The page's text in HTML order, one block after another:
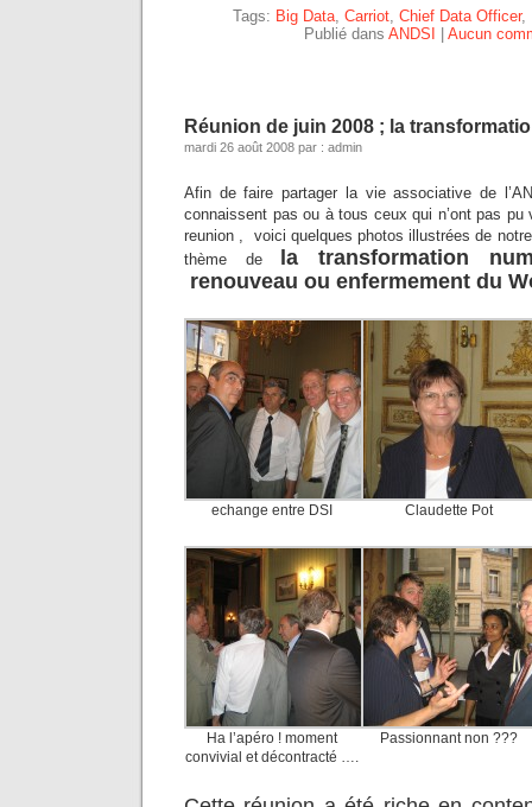
Tags: Big Data, Carriot, Chief Data Officer,
Publié dans ANDSI Aucun
Réunion de juin 2008 ; la
mardi 26 août 2008 par : admin
Afin de faire partager la vie associative de
connaissent pas ou à tous ceux qui n’ont pas
reunion , voici quelques photos illustrées de
thème de
la transformation
renouveau ou enfermement du
echange entre DSI Claudette Pot
Ha l’apéro ! moment
convivial et décontracté ….
Passionnant non ???